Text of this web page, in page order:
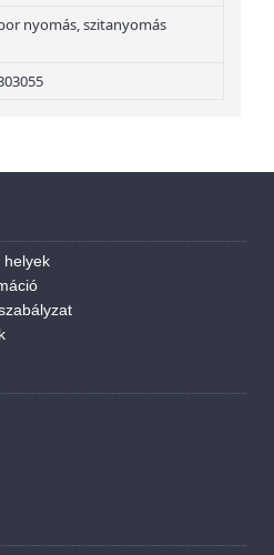
nyomás, szitanyomás
helyek